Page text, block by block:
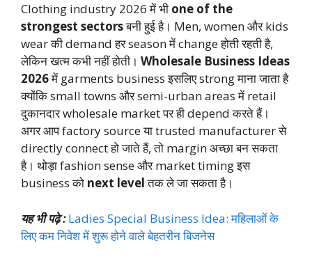
Clothing industry 2026 में भी one of the
strongest sectorsबनी हुई है। Men, women और kids
wear की demand हर season में change होती रहती है,
लेकिन खत्म कभी नहीं होती। Wholesale Business Ideas
2026में garments business इसलिए strong माना जाता है
क्योंकि small towns और semi-urban areas में retail
दुकानदार wholesale market पर ही depend करते हैं।
अगर आप factory source या trusted manufacturer से
directly connect हो जाते हैं, तो margin अच्छा बन सकता
है। थोड़ा fashion sense और market timing इस
business को next levelतक ले जा सकता है।
यह भी पढ़े : Ladies Special Business Idea: महिलाओं के
लिए कम निवेश में शुरू होने वाले बेहतरीन बिजनेस